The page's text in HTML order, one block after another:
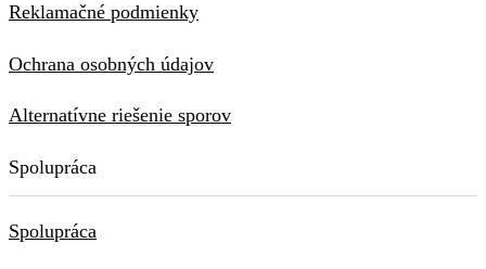
Reklamačné podmienky
Ochrana osobných údajov
Alternatívne riešenie sporov
Spolupráca
Spolupráca